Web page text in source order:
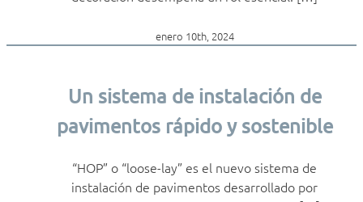
enero 10th, 2024
Un sistema de instalación de
pavimentos rápido y sostenible
“HOP” o “loose-lay” es el nuevo sistema de
instalación de pavimentos desarrollado por